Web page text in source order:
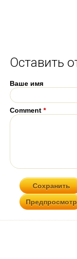
Оставить
Ваше имя
Comment *